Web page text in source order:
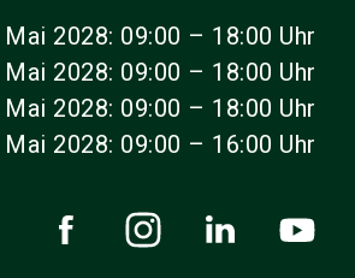
2028: 09:00 – 18:00 Uhr
2028: 09:00 – 18:00 Uhr
2028: 09:00 – 18:00 Uhr
2028: 09:00 – 16:00 Uhr